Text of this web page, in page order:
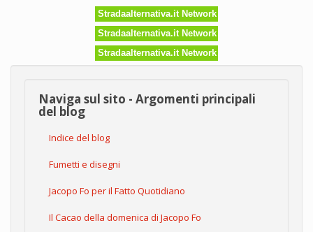
Stradaalternativa.it Network
Stradaalternativa.it Network
Stradaalternativa.it Network
Naviga sul sito - Argomenti principali
del blog
Indice del blog
Fumetti e disegni
Jacopo Fo per il Fatto Quotidiano
Il Cacao della domenica di Jacopo Fo